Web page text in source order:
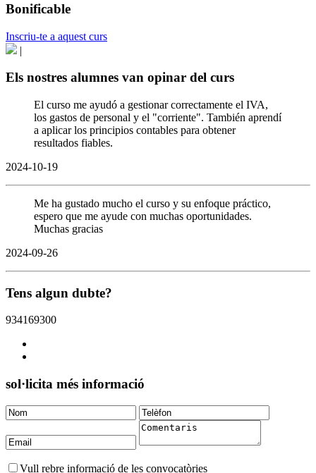
Bonificable
Inscriu-te a aquest curs
|
Els nostres alumnes van opinar del curs
El curso me ayudó a gestionar correctamente el IVA,
los gastos de personal y el "corriente". También aprendí
a aplicar los principios contables para obtener
resultados fiables.
2024-10-19
Me ha gustado mucho el curso y su enfoque práctico,
espero que me ayude con muchas oportunidades.
Muchas gracias
2024-09-26
Tens algun dubte?
934169300
sol·licita més informació
Vull rebre informació de les convocatòries